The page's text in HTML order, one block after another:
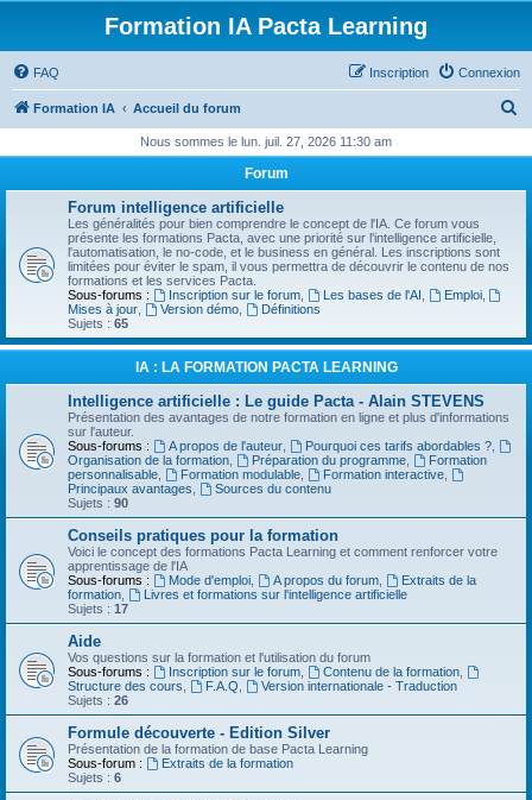
Formation IA Pacta Learning
FAQ Connexion
Inscription
Formation IA Accueil du forum
h
e
Nous sommes le lun. juil. 27, 2026 11:30 am
Forum
Forum intelligence artificielle
Les généralités pour bien comprendre le concept de l'IA. Ce forum vous
présente les formations Pacta, avec une priorité sur l'intelligence artificielle,
l'automatisation, le no-code, et le business en général. Les inscriptions sont
limitées pour éviter le spam, il vous permettra de découvrir le contenu de nos
formations et les services Pacta.
Sous-forums :
Inscription sur le forum, Les bases de l'AI Emploi,
Mises à jour
Version démo,
Définitions
Sujets : 65
IA : LA FORMATION PACTA LEARNING
Intelligence artificielle : Le guide Pacta - Alain STEVENS
Présentation des avantages de notre formation en ligne et plus d'informations
sur l'auteur.
Sous-forums :
A propos de l'auteur, Pourquoi ces tarifs abordables ?,
Organisation de la formation
Préparation du programme,
Formation
personnalisable
Formation modulable, Formation interactive,
Principaux avantages
Sources du contenu
Sujets : 90
Conseils pratiques pour la formation
Voici le concept des formations Pacta Learning et comment renforcer votre
apprentissage de l'IA
Sous-forums :
Mode d'emploi, A propos du forum,
Extraits de la
formation
Livres et formations sur l'intelligence artificielle
Sujets : 17
Aide
Vos questions sur la formation et l'utilisation du forum
Sous-forums :
Inscription sur le forum, Contenu de la formation,
Structure des cours
F.A.Q
Version internationale - Traduction
Sujets : 26
Formule découverte - Edition Silver
Présentation de la formation de base Pacta Learning
Sous-forum :
Extraits de la formation
Sujets : 6